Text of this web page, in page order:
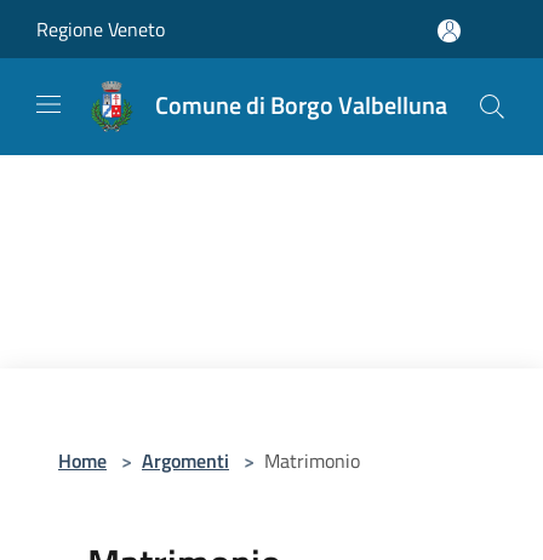
Regione Veneto
Comune di Borgo Valbelluna
Home > Argomenti > Matrimonio